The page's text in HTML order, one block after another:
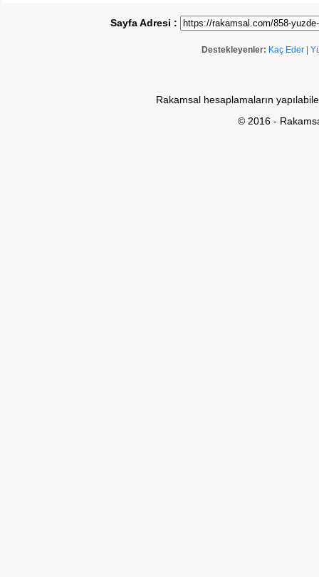
Sayfa Adresi :
Destekleyenler: Kaç Eder
Rakamsal hesaplamaların
© 2016 -